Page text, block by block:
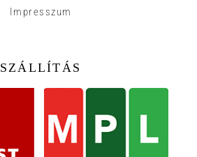
Impresszum
SZÁLLÍTÁS